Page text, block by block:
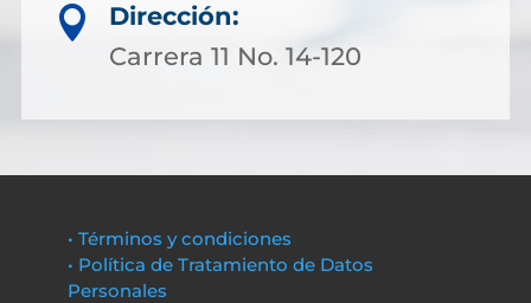

Dirección:
Carrera 11 No. 14-120
• Términos y condiciones
• Política de Tratamiento de Datos
Personales